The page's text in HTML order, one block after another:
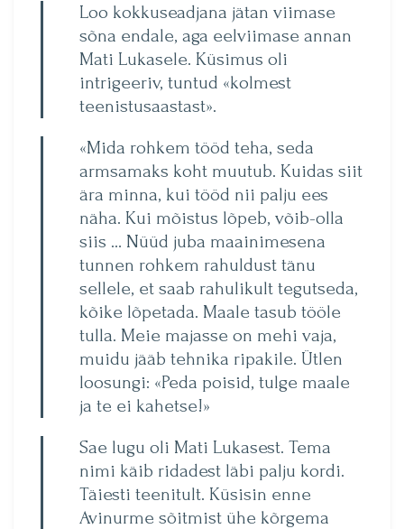
Loo kokkuseadjana jätan viimase
sõna endale, aga eelviimase annan
Mati Lukasele. Küsimus oli
intrigeeriv, tun­tud «kolmest
teenistusaastast».
«Mida rohkem tööd teha, seda
armsamaks koht muutub. Kuidas siit
ära minna, kui tööd nii palju ees
näha. Kui mõistus lõpeb, võib-olla
siis … Nüüd juba maainimesena
tunnen rohkem rahuldust tänu
sellele, et saab rahulikult tegutseda,
kõike lõpetada. Maale tasub tööle
tulla. Meie majasse on mehi vaja,
muidu jääb tehnika ripakile. Ütlen
loosungi: «Peda poisid, tulge maale
ja te ei kahetse!»
Sae lugu oli Mati Lukasest. Tema
nimi käib ridadest läbi palju kordi.
Täiesti teenitult. Küsisin enne
Avinurme sõitmist ühe kõrgema